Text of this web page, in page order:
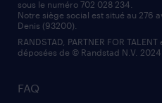
comptable
FAQ
sous le numéro 702 028 234.
Notre siège social est situé au 276
Denis (93200).
RANDSTAD, PARTNER FOR TALENT
déposées de © Randstad N.V. 2024.